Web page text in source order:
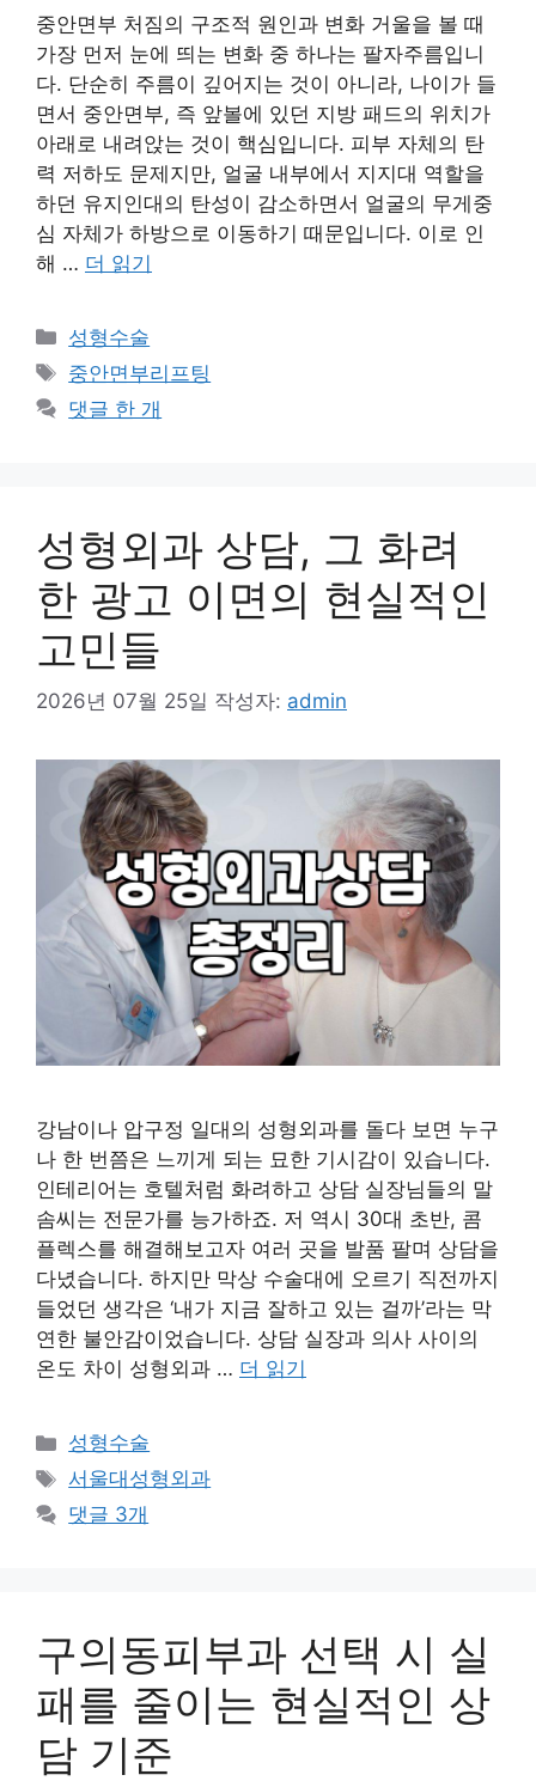
중안면부 처짐의 구조적 원인과 변화 거울을 볼 때
가장 먼저 눈에 띄는 변화 중 하나는 팔자주름입니
다. 단순히 주름이 깊어지는 것이 아니라, 나이가 들
면서 중안면부, 즉 앞볼에 있던 지방 패드의 위치가
아래로 내려앉는 것이 핵심입니다. 피부 자체의 탄
력 저하도 문제지만, 얼굴 내부에서 지지대 역할을
하던 유지인대의 탄성이 감소하면서 얼굴의 무게중
심 자체가 하방으로 이동하기 때문입니다. 이로 인
해 … 더 읽기
카
테
고
리
성형수술
태
그
중안면부리프팅
댓글 한 개
성형외과 상담, 그 화려
한 광고 이면의 현실적인
고민들
2026년 07월 25일 작성자: admin
강남이나 압구정 일대의 성형외과를 돌다 보면 누구
나 한 번쯤은 느끼게 되는 묘한 기시감이 있습니다.
인테리어는 호텔처럼 화려하고 상담 실장님들의 말
솜씨는 전문가를 능가하죠. 저 역시 30대 초반, 콤
플렉스를 해결해보고자 여러 곳을 발품 팔며 상담을
다녔습니다. 하지만 막상 수술대에 오르기 직전까지
들었던 생각은 ‘내가 지금 잘하고 있는 걸까’라는 막
연한 불안감이었습니다. 상담 실장과 의사 사이의
온도 차이 성형외과 … 더 읽기
카
테
리
성형수술
태
그
서울대성형외과
댓글 3개
구의동피부과 선택 시 실
패를 줄이는 현실적인 상
담 기준